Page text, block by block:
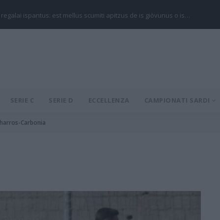
regalai ispantus: est mellus scumiti apitzus de is giòvunus o is…
SERIE C SERIE D ECCELLENZA CAMPIONATI SARDI
Carbonia